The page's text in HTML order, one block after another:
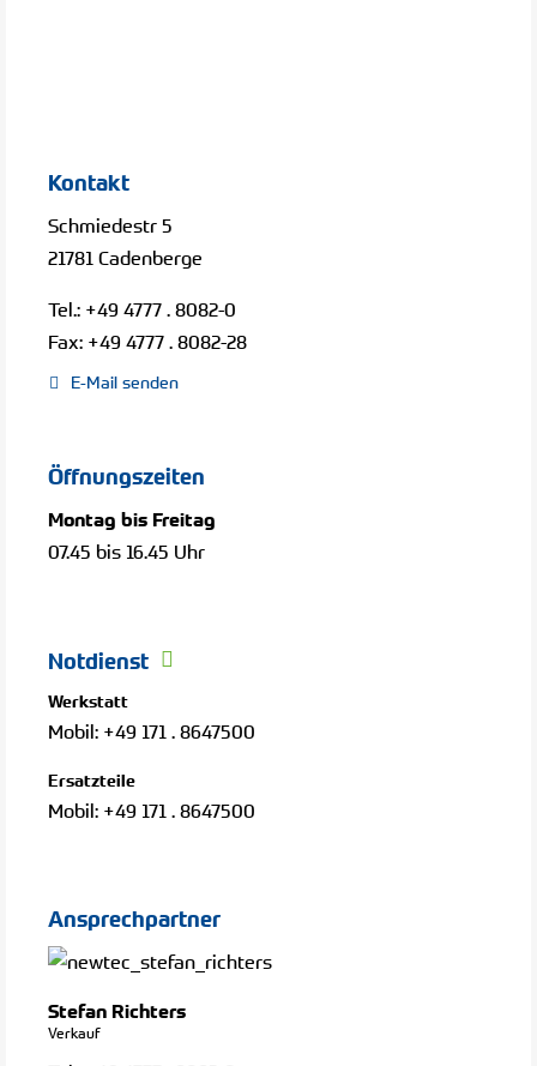
Kontakt
Schmiedestr 5
21781 Cadenberge
Tel.: +49 4777 . 8082-0
Fax: +49 4777 . 8082-28
E-Mail senden
Öffnungszeiten
Montag bis Freitag
07.45 bis 16.45 Uhr
Notdienst
Werkstatt
Mobil: +49 171 . 8647500
Ersatzteile
Mobil: +49 171 . 8647500
Ansprechpartner
Stefan Richters
Verkauf